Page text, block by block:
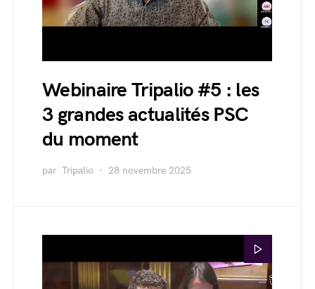
Webinaire Tripalio #5 : les
3 grandes actualités PSC
du moment
par Tripalio 28 novembre 2025